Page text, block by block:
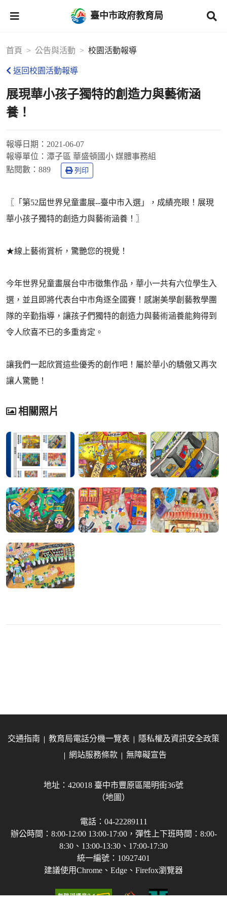
臺中市政府教育局
首頁 公告與活動 校園活動報導
返回校園活動報導
展現華小孩子獨特的創造力與藝術涵
養！
報導日期： 2021-06-07
報導單位： 潭子區 華盛頓國小 媒體事務組
點閱數： 889 列印
〖「第52屆世界兒童畫展--臺中市入選」，成績亮眼！展現
華小孩子獨特的創造力與藝術涵養！〗
★線上藝術賞析，驚艷您的視覺！
今年世界兒童畫展台中市徵集作品，華小一共有六位學生入
選，並且即將代表台中市角逐全國賽！感謝美學創藝教學團
隊的辛勤指導，讓孩子們獨特的創造力與藝術涵養能夠得到
令人欣喜不已的多重肯定。
讓我們一起欣賞這些優秀的創作吧！屬於華小的驕傲又再次
讓人驚艷！
相關照片
交通指南 教育局電話分機一覽表
隱私權及資訊安全政策
網站服務條款
無障礙宣告
地址：420018 臺中市豐原區陽明街36號
（地圖）
電話：04-22289111
辦公時間：8:00-12:00 13:00-17:00，彈性上下班時間：8:00-
8:30、13:00-13:30、17:00-17:30
統一編號：10927401
建議使用Chrome、Edge、Firefox瀏覽器